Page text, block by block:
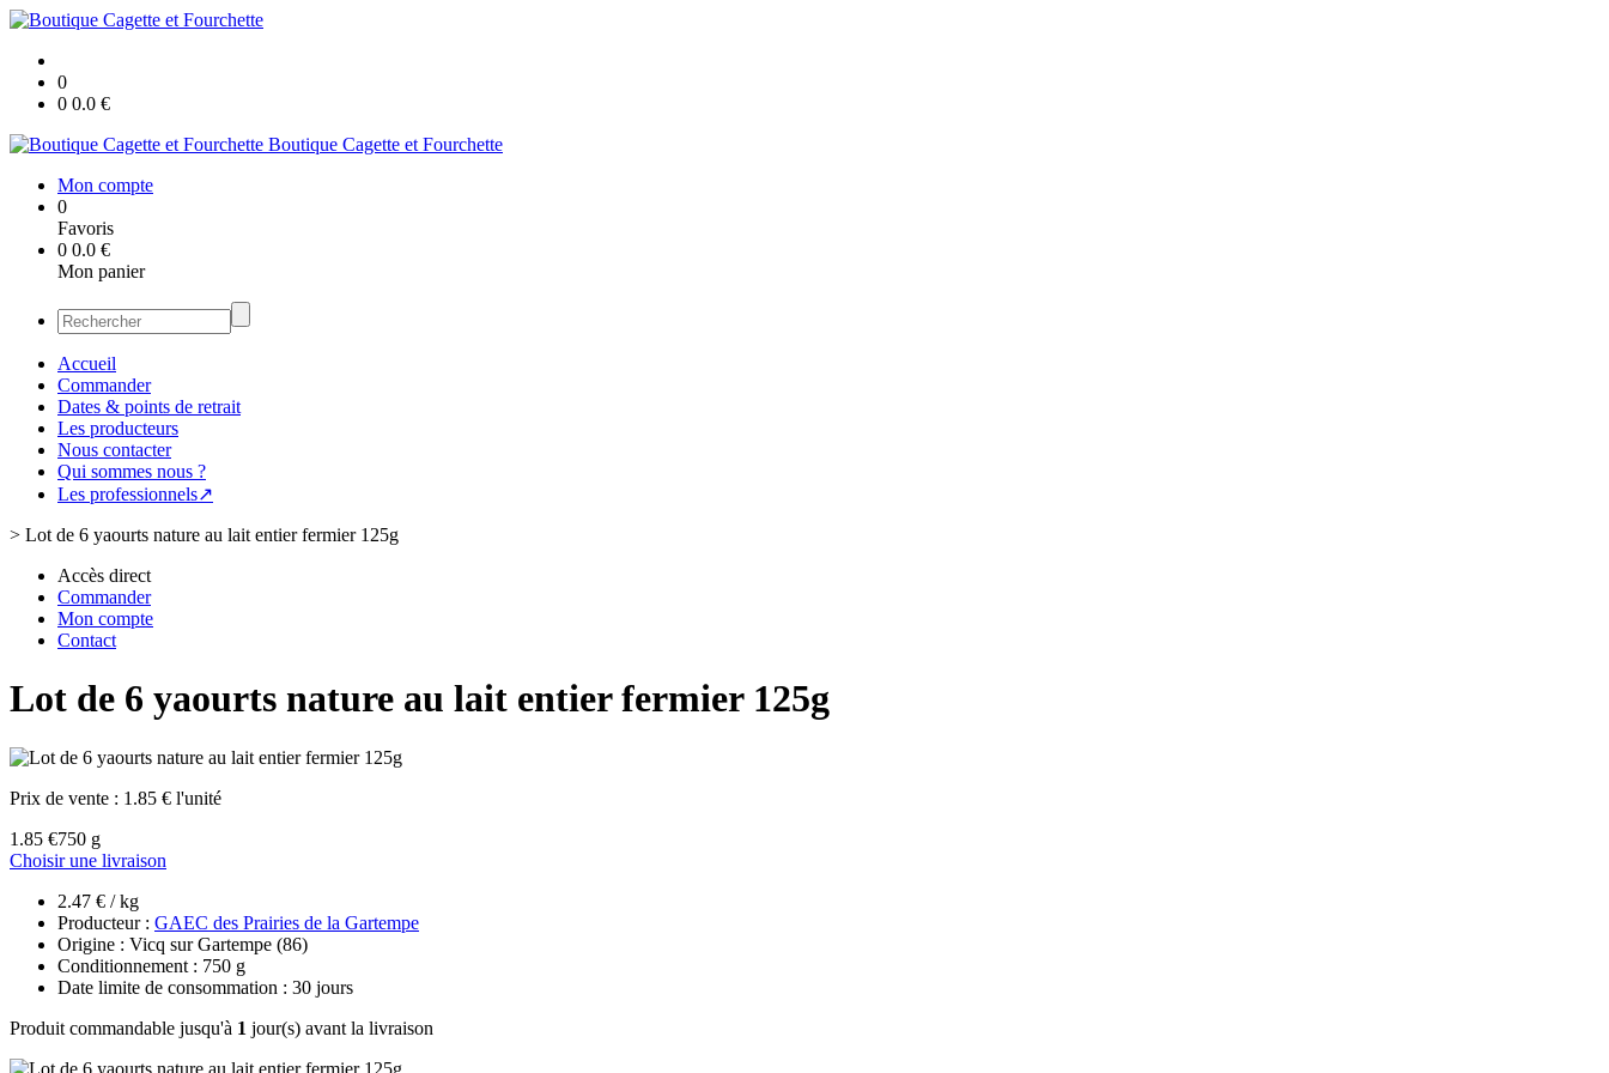
0
0 0.0 €
Boutique Cagette et Fourchette
Mon compte
0
Favoris
0 0.0 €
Mon panier
Accueil
Commander
Dates & points de retrait
Les producteurs
Nous contacter
Qui sommes nous ?
Les professionnels↗
> Lot de 6 yaourts nature au lait entier fermier 125g
Accès direct
Commander
Mon compte
Contact
Lot de 6 yaourts nature au lait entier fermier 125g
Prix de vente : 1.85 € l'unité
1.85 €750 g
Choisir une livraison
2.47 € / kg
Producteur : GAEC des Prairies de la Gartempe
Origine : Vicq sur Gartempe (86)
Conditionnement : 750 g
Date limite de consommation : 30 jours
Produit commandable jusqu'à 1 jour(s) avant la livraison